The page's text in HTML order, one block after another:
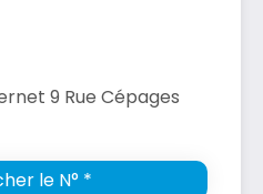
9 Rue Cépages
le N° *